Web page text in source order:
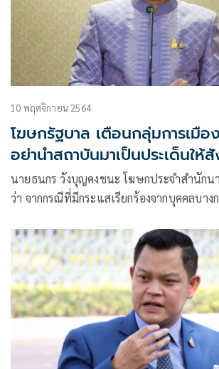
10 พฤศจิกายน 2564
โฆษกรัฐบาล เตือนกลุ่มการเมือ
อย่านำสถาบันมาเป็นประเด็นใ
นายธนกร วังบุญคงชนะ โฆษกประจำสำนักน
ว่า จากกรณีที่มีกระแสเรียกร้องจากบุคคลบา